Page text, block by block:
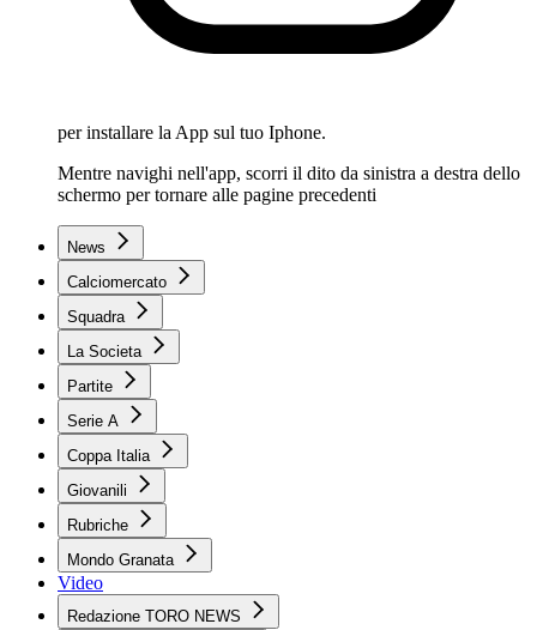
per installare la App sul tuo Iphone.
Mentre navighi nell'app, scorri il dito da sinistra a destra dello
schermo per tornare alle pagine precedenti
News
Calciomercato
Squadra
La Societa
Partite
Serie A
Coppa Italia
Giovanili
Rubriche
Mondo Granata
Video
Redazione TORO NEWS